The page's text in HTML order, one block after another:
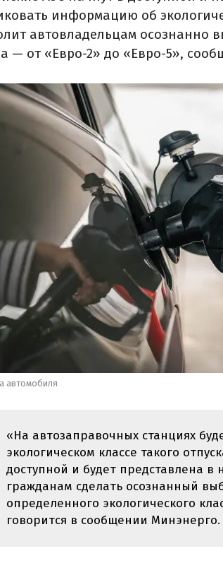
информацию об
автовладельцам осознанно
— от «Евро-2» до «Евро-5»,
автомобиля
«На автозаправочных станциях
экологическом классе такого
доступной и будет представлена
гражданам сделать осознанный
определенного экологического
говорится в сообщении Минэнерго.